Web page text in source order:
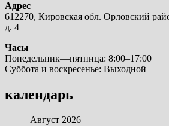
Адрес
612270, Кировская обл. Орловский
д. 4
Часы
Понедельник—пятница: 8:00–17:00
Суббота и воскресенье: Выходной
календарь
Август 2026